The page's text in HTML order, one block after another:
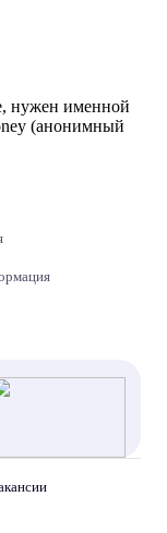
нужен именной
(анонимный